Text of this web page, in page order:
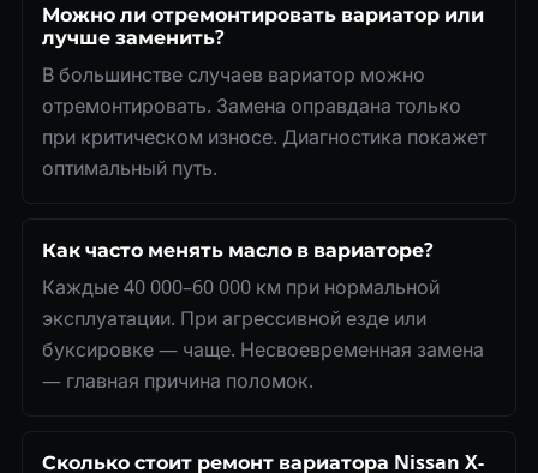
Можно ли отремонтировать вариатор или
лучше заменить?
В большинстве случаев вариатор можно
отремонтировать. Замена оправдана только
при критическом износе. Диагностика покажет
оптимальный путь.
Как часто менять масло в вариаторе?
Каждые 40 000–60 000 км при нормальной
эксплуатации. При агрессивной езде или
буксировке — чаще. Несвоевременная замена
— главная причина поломок.
Сколько стоит ремонт вариатора Nissan X-